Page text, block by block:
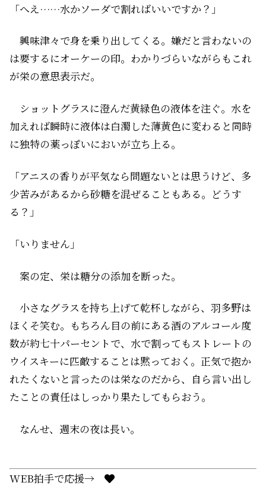
「へえ……水かソーダで割ればいいですか？」
興味津々で身を乗り出してくる。嫌だと言わないの
は要するにオーケーの印。わかりづらいながらもこれ
が栄の意思表示だ。
ショットグラスに澄んだ黄緑色の液体を注ぐ。水を
加えれば瞬時に液体は白濁した薄黄色に変わると同時
に独特の薬っぽいにおいが立ち上る。
「アニスの香りが平気なら問題ないとは思うけど、多
少苦みがあるから砂糖を混ぜることもある。どうす
る？」
「いりません」
案の定、栄は糖分の添加を断った。
小さなグラスを持ち上げて乾杯しながら、羽多野は
ほくそ笑む。もちろん目の前にある酒のアルコール度
数が約七十パーセントで、水で割ってもストレートの
ウイスキーに匹敵することは黙っておく。正気で抱か
れたくないと言ったのは栄なのだから、自ら言い出し
たことの責任はしっかり果たしてもらおう。
なんせ、週末の夜は長い。
WEB拍手で応援→